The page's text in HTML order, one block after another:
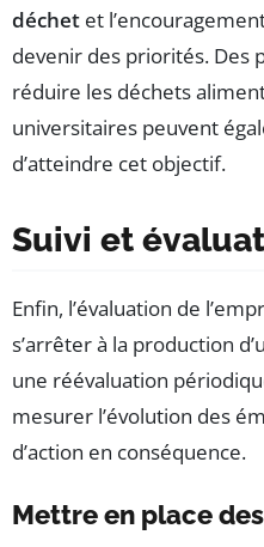
déchet et
devenir des priorités. Des
réduire les déchets
universitaires peuvent
d’atteindre cet objectif.
Suivi et
Enfin, l’évaluation de
s’arrêter à la production
une réévaluation
mesurer l’évolution des
d’action en conséquence.
Mettre en place